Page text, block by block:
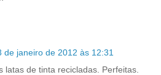
de janeiro de 2012 às 12:31
latas de tinta recicladas. Perfeitas.